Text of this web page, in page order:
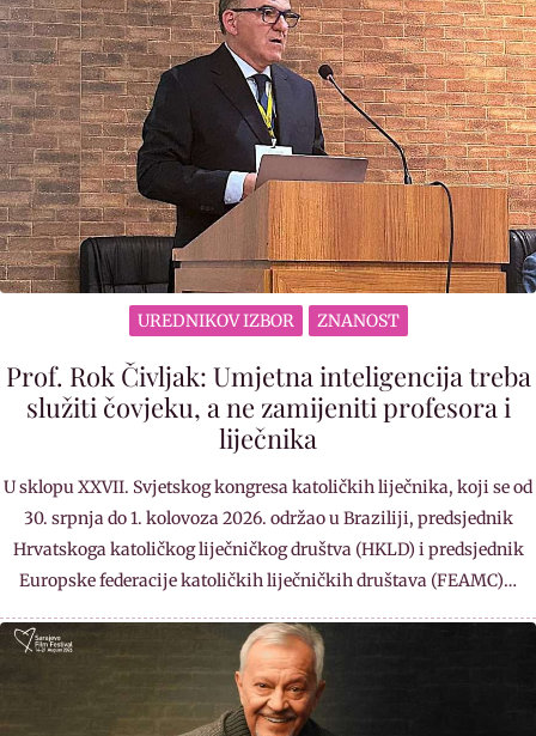
UREDNIKOV IZBOR ZNANOST
Prof. Rok Čivljak: Umjetna inteligencija treba
služiti čovjeku, a ne zamijeniti profesora i
liječnika
U sklopu XXVII. Svjetskog kongresa katoličkih liječnika, koji se od
30. srpnja do 1. kolovoza 2026. održao u Braziliji, predsjednik
Hrvatskoga katoličkog liječničkog društva (HKLD) i predsjednik
Europske federacije katoličkih liječničkih društava (FEAMC)…